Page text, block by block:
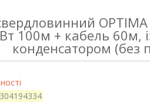
100м + кабель 60м,
конденсатором (без